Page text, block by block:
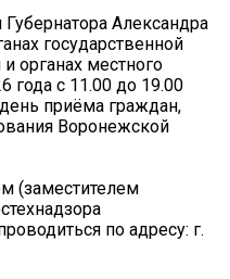
Александра
государственной
органах местного
года с 11.00 до 19.00
приёма граждан,
Воронежской
(заместителем
по адресу: г.